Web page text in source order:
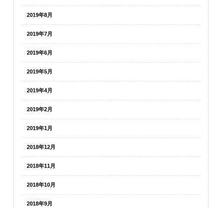
2019年8月
2019年7月
2019年6月
2019年5月
2019年4月
2019年2月
2019年1月
2018年12月
2018年11月
2018年10月
2018年9月